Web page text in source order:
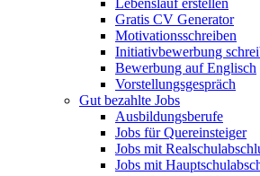
Lebenslauf erstellen
Gratis CV Generator
Motivationsschreiben
Initiativbewerbung
Bewerbung auf Englisch
Vorstellungsgespräch
Gut bezahlte Jobs
Ausbildungsberufe
Jobs für Quereinsteiger
Jobs mit
Jobs mit